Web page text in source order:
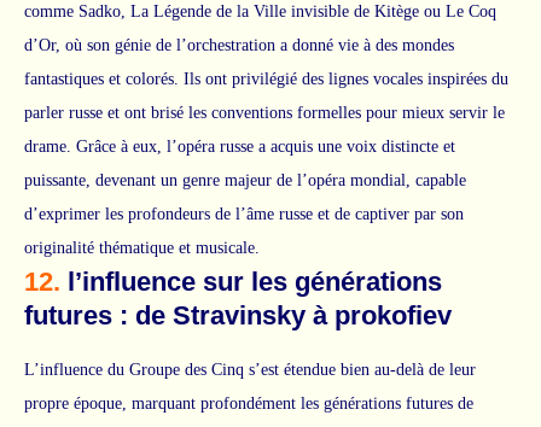
comme Sadko, La Légende de la Ville invisible de Kitège ou Le Coq
d’Or, où son génie de l’orchestration a donné vie à des mondes
fantastiques et colorés. Ils ont privilégié des lignes vocales inspirées du
parler russe et ont brisé les conventions formelles pour mieux servir le
drame. Grâce à eux, l’opéra russe a acquis une voix distincte et
puissante, devenant un genre majeur de l’opéra mondial, capable
d’exprimer les profondeurs de l’âme russe et de captiver par son
originalité thématique et musicale.
12. l’influence sur les générations
futures : de Stravinsky à prokofiev
L’influence du Groupe des Cinq s’est étendue bien au-delà de leur
propre époque, marquant profondément les générations futures de